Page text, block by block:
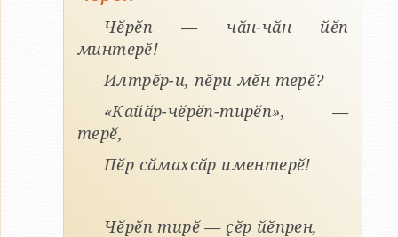
Чӗрӗп — чӑн-чӑн йӗп
минтерӗ!
Илтрӗр-и, пӗри мӗн терӗ?
«Кайӑр-чӗрӗп-тирӗп», —
терӗ,
Пӗр сӑмахсӑр иментерӗ!
Чӗрӗп тирӗ — ҫӗр йӗпрен,